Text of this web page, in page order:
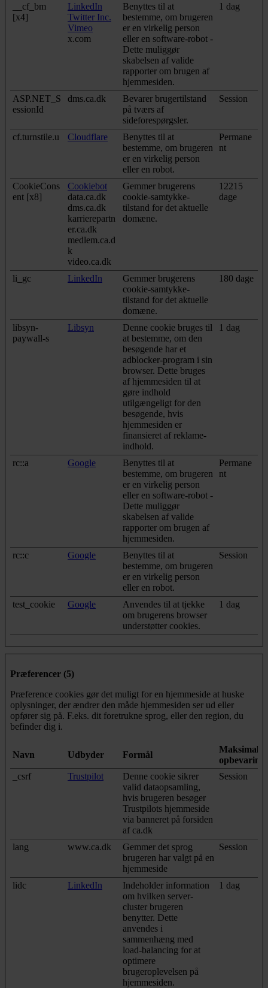
__cf_bm
[x4]
LinkedIn
Twitter Inc.
Vimeo
x.com
Benyttes til at
bestemme, om brugeren
er en virkelig person
eller en software-robot -
Dette muliggør
skabelsen af valide
rapporter om brugen af
hjemmesiden.
1 dag
ASP.NET_S
essionId
dms.ca.dk
Bevarer brugertilstand
på tværs af
sideforespørgsler.
Session
cf.turnstile.u Cloudflare
Benyttes til at
bestemme, om brugeren
er en virkelig person
eller en robot.
Permane
nt
CookieCons
ent [x8]
Cookiebot
data.ca.dk
dms.ca.dk
karrierepartn
er.ca.dk
medlem.ca.d
k
video.ca.dk
Gemmer brugerens
cookie-samtykke-
tilstand for det aktuelle
domæne.
12215
dage
li_gc LinkedIn
Gemmer brugerens
cookie-samtykke-
tilstand for det aktuelle
domæne.
180 dage
libsyn-
paywall-s
Libsyn
Denne cookie bruges til
at bestemme, om den
besøgende har et
adblocker-program i sin
browser. Dette bruges
af hjemmesiden til at
gøre indhold
utilgængeligt for den
besøgende, hvis
hjemmesiden er
finansieret af reklame-
indhold.
1 dag
rc::a Google
Benyttes til at
bestemme, om brugeren
er en virkelig person
eller en software-robot -
Dette muliggør
skabelsen af valide
rapporter om brugen af
hjemmesiden.
Permane
nt
rc::c Google
Benyttes til at
bestemme, om brugeren
er en virkelig person
eller en robot.
Session
test_cookie Google
Anvendes til at tjekke
om brugerens browser
understøtter cookies.
1 dag
Præferencer (5)
Præference cookies gør det muligt for en hjemmeside at huske
oplysninger, der ændrer den måde hjemmesiden ser ud eller
opfører sig på. F.eks. dit foretrukne sprog, eller den region, du
befinder dig i.
Navn Udbyder Formål
Maksimal
_csrf
Trustpilot
Denne cookie sikrer
valid dataopsamling,
hvis brugeren besøger
Trustpilots hjemmeside
via banneret på forsiden
af ca.dk
Session
lang www.ca.dk
Gemmer det sprog
brugeren har valgt på en
hjemmeside
Session
lidc LinkedIn
Indeholder information
om hvilken server-
cluster brugeren
benytter. Dette
anvendes i
sammenhæng med
load-balancing for at
optimere
brugeroplevelsen på
hjemmesiden.
1 dag